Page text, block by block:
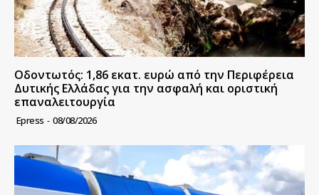
Οδοντωτός: 1,86 εκατ. ευρώ από την Περιφέρεια
Δυτικής Ελλάδας για την ασφαλή και οριστική
επαναλειτουργία
Epress - 08/08/2026